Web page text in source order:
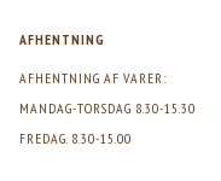
AFHENTNING
AFHENTNING AF VARER:
MANDAG-TORSDAG 8.30-15.30
FREDAG. 8.30-15.00